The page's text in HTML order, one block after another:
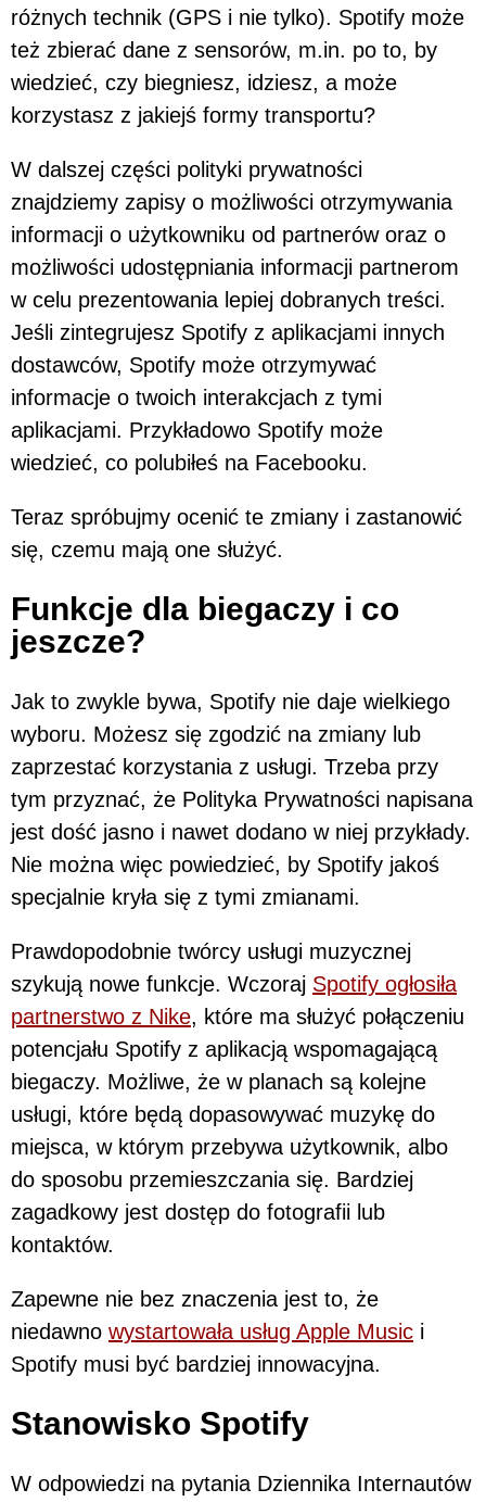
różnych technik (GPS i nie tylko). Spotify może
też zbierać dane z sensorów, m.in. po to, by
wiedzieć, czy biegniesz, idziesz, a może
korzystasz z jakiejś formy transportu?
W dalszej części polityki prywatności
znajdziemy zapisy o możliwości otrzymywania
informacji o użytkowniku od partnerów oraz o
możliwości udostępniania informacji partnerom
w celu prezentowania lepiej dobranych treści.
Jeśli zintegrujesz Spotify z aplikacjami innych
dostawców, Spotify może otrzymywać
informacje o twoich interakcjach z tymi
aplikacjami. Przykładowo Spotify może
wiedzieć, co polubiłeś na Facebooku.
Teraz spróbujmy ocenić te zmiany i zastanowić
się, czemu mają one służyć.
Funkcje dla biegaczy i co
jeszcze?
Jak to zwykle bywa, Spotify nie daje wielkiego
wyboru. Możesz się zgodzić na zmiany lub
zaprzestać korzystania z usługi. Trzeba przy
tym przyznać, że Polityka Prywatności napisana
jest dość jasno i nawet dodano w niej przykłady.
Nie można więc powiedzieć, by Spotify jakoś
specjalnie kryła się z tymi zmianami.
Prawdopodobnie twórcy usługi muzycznej
szykują nowe funkcje. Wczoraj Spotify ogłosiła
partnerstwo z Nike, które ma służyć połączeniu
potencjału Spotify z aplikacją wspomagającą
biegaczy. Możliwe, że w planach są kolejne
usługi, które będą dopasowywać muzykę do
miejsca, w którym przebywa użytkownik, albo
do sposobu przemieszczania się. Bardziej
zagadkowy jest dostęp do fotografii lub
kontaktów.
Zapewne nie bez znaczenia jest to, że
niedawno wystartowała usług Apple Music i
Spotify musi być bardziej innowacyjna.
Stanowisko Spotify
W odpowiedzi na pytania Dziennika Internautów